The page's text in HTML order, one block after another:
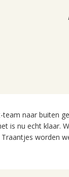
naar buiten
is nu echt klaar.
worden